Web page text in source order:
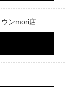
ンmori店